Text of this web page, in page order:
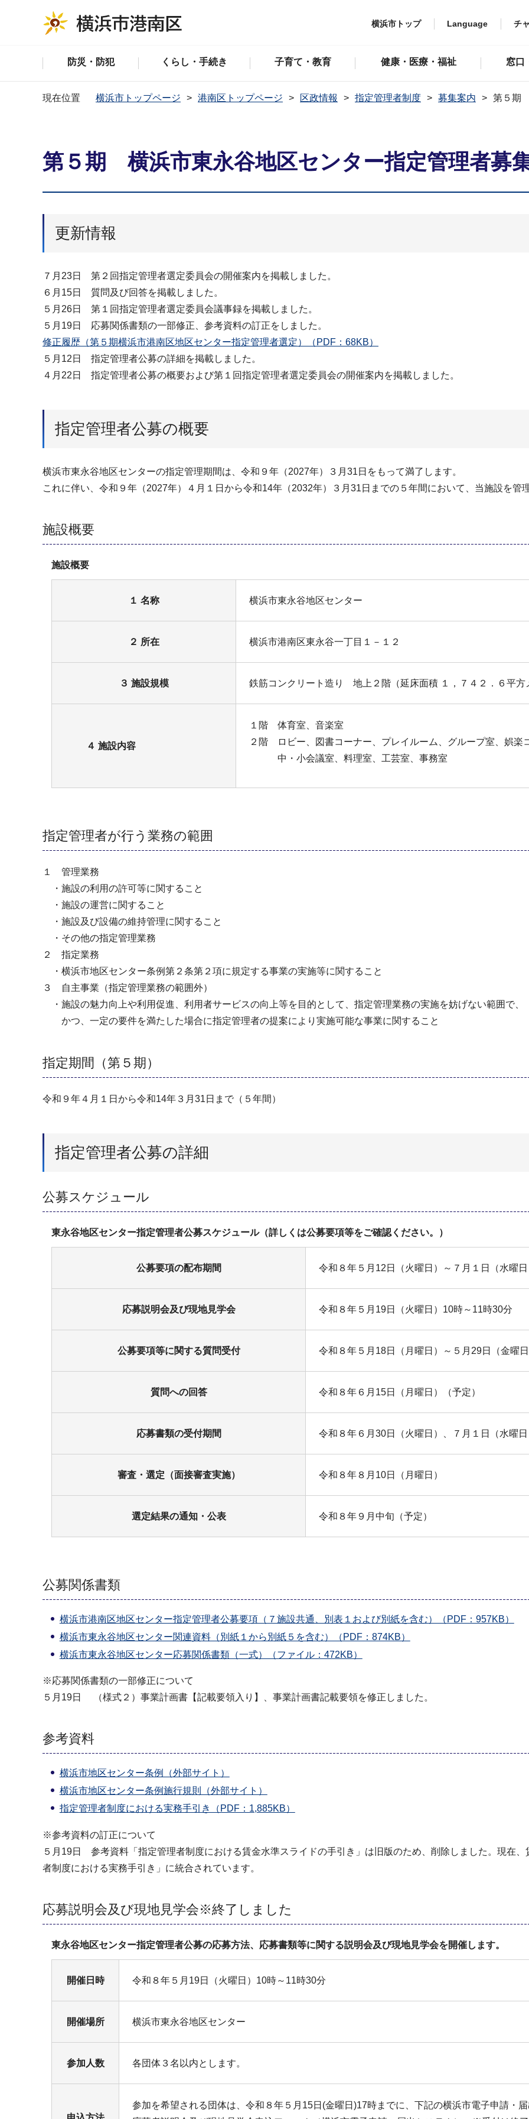
横浜市トップ Language チ
防災・防犯 くらし・手続き 子育て・教育 健康・医療・福祉 窓口
現在位置 横浜市トップページ 港南区トップページ 区政情報 指定管理者制度 募集案内 第５期
第５期 横浜市東永谷地区センター指定管理者募
更新情報
７月23日 第２回指定管理者選定委員会の開催案内を掲載しました。
６月15日 質問及び回答を掲載しました。
５月26日 第１回指定管理者選定委員会議事録を掲載しました。
５月19日 応募関係書類の一部修正、参考資料の訂正をしました。
修正履歴（第５期横浜市港南区地区センター指定管理者選定）（PDF：68KB）
５月12日 指定管理者公募の詳細を掲載しました。
４月22日 指定管理者公募の概要および第１回指定管理者選定委員会の開催案内を掲載しました。
指定管理者公募の概要
横浜市東永谷地区センターの指定管理期間は、令和９年（2027年）３月31日をもって満了します。
これに伴い、令和９年（2027年）４月１日から令和14年（2032年）３月31日までの５年間において、当施設を管
施設概要
施設概要
１ 名称 横浜市東永谷地区センター
２ 所在 横浜市港南区東永谷一丁目１－１２
３ 施設規模 鉄筋コンクリート造り 地上２階（延床面積 １，７４２．６平方
４ 施設内容
１階 体育室、音楽室
２階 ロビー、図書コーナー、プレイルーム、グループ室、娯楽
中・小会議室、料理室、工芸室、事務室
指定管理者が行う業務の範囲
１ 管理業務
・施設の利用の許可等に関すること
・施設の運営に関すること
・施設及び設備の維持管理に関すること
・その他の指定管理業務
２ 指定業務
・横浜市地区センター条例第２条第２項に規定する事業の実施等に関すること
３ 自主事業（指定管理業務の範囲外）
・施設の魅力向上や利用促進、利用者サービスの向上等を目的として、指定管理業務の実施を妨げない範囲で、
かつ、一定の要件を満たした場合に指定管理者の提案により実施可能な事業に関すること
指定期間（第５期）
令和９年４月１日から令和14年３月31日まで（５年間）
指定管理者公募の詳細
公募スケジュール
東永谷地区センター指定管理者公募スケジュール（詳しくは公募要項等をご確認ください。）
公募要項の配布期間 令和８年５月12日（火曜日）～７月１日（水曜
応募説明会及び現地見学会 令和８年５月19日（火曜日）10時～11時30分
公募要項等に関する質問受付 令和８年５月18日（月曜日）～５月29日（金曜
質問への回答 令和８年６月15日（月曜日）（予定）
応募書類の受付期間 令和８年６月30日（火曜日）、７月１日（水曜
審査・選定（面接審査実施） 令和８年８月10日（月曜日）
選定結果の通知・公表 令和８年９月中旬（予定）
公募関係書類
横浜市港南区地区センター指定管理者公募要項（７施設共通、別表１および別紙を含む）（PDF：957KB）
横浜市東永谷地区センター関連資料（別紙１から別紙５を含む）（PDF：874KB）
横浜市東永谷地区センター応募関係書類（一式）（ファイル：472KB）
※応募関係書類の一部修正について
５月19日 （様式２）事業計画書【記載要領入り】、事業計画書記載要領を修正しました。
参考資料
横浜市地区センター条例（外部サイト）
横浜市地区センター条例施行規則（外部サイト）
指定管理者制度における実務手引き（PDF：1,885KB）
※参考資料の訂正について
５月19日 参考資料「指定管理者制度における賃金水準スライドの手引き」は旧版のため、削除しました。現在
者制度における実務手引き」に統合されています。
応募説明会及び現地見学会※終了しました
東永谷地区センター指定管理者公募の応募方法、応募書類等に関する説明会及び現地見学会を開催します。
開催日時 令和８年５月19日（火曜日）10時～11時30分
開催場所 横浜市東永谷地区センター
参加人数 各団体３名以内とします。
参加を希望される団体は、令和８年５月15日(金曜日)17時までに、下記の横浜市電子申請・